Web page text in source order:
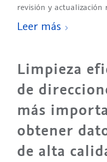
revisión y actualización
Leer más
Limpieza
de
más
obtener
de alta